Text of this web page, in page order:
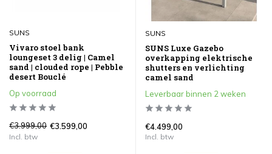
SUNS
Vivaro stoel bank
loungeset 3 delig | Camel
sand | clouded rope | Pebble
desert Bouclé
Op voorraad
€3.999,00 €3.599,00
Incl. btw
SUNS
SUNS Luxe Gazebo
overkapping elektrische
shutters en verlichting
camel sand
Leverbaar binnen 2 weken
€4.499,00
Incl. btw